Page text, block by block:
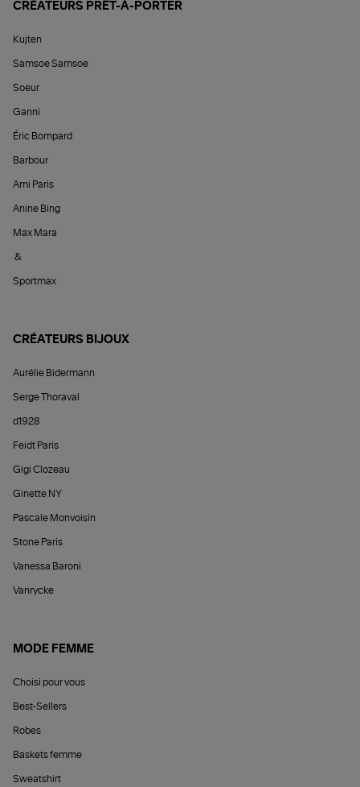
CRÉATEURS PRÊT-À-PORTER
Kujten
Samsoe Samsoe
Soeur
Ganni
Éric Bompard
Barbour
Ami Paris
Anine Bing
Max Mara
&
Sportmax
CRÉATEURS BIJOUX
Aurélie Bidermann
Serge Thoraval
d1928
Feidt Paris
Gigi Clozeau
Ginette NY
Pascale Monvoisin
Stone Paris
Vanessa Baroni
Vanrycke
MODE FEMME
Choisi pour vous
Best-Sellers
Robes
Baskets femme
Sweatshirt